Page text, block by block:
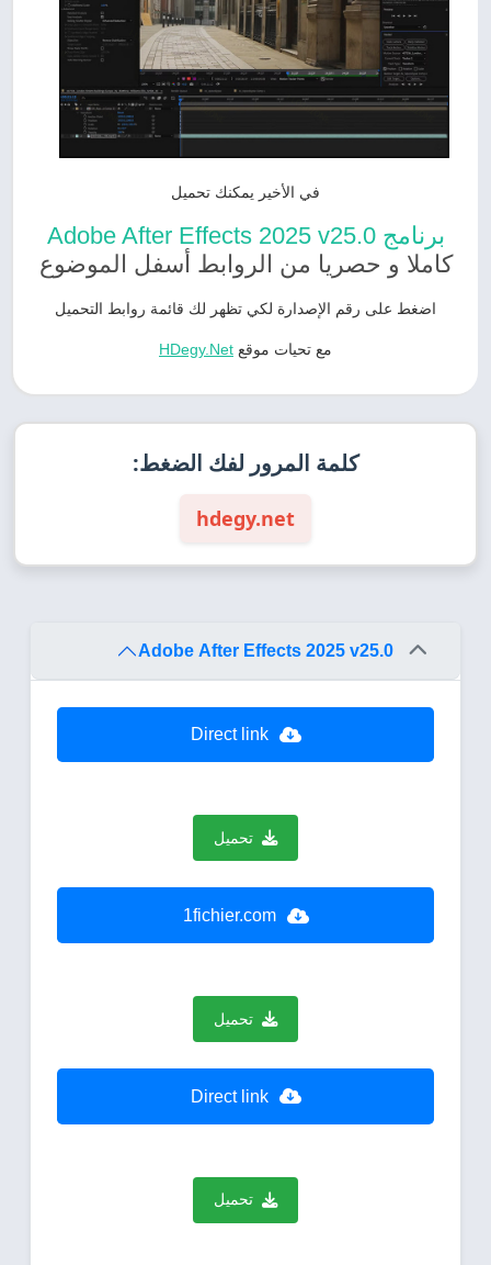
في الأخير يمكنك تحميل
برنامج Adobe After Effects 2025 v25.0
كاملا و حصريا من الروابط أسفل الموضوع
اضغط على رقم الإصدارة لكي تظهر لك قائمة روابط التحميل
مع تحيات موقع HDegy.Net
كلمة المرور لفك الضغط:
hdegy.net
Adobe After Effects 2025 v25.0
Direct link
تحميل
1fichier.com
تحميل
Direct link
تحميل